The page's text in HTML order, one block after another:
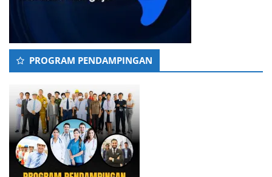
PROGRAM PENDAMPINGAN